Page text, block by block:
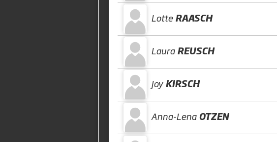
Lotte RAASCH
Laura REUSCH
Joy KIRSCH
Anna-Lena OTZEN